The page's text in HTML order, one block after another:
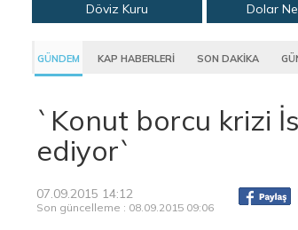
Döviz Kuru Dolar
GÜNDEM KAP HABERLERİ SON DAKİKA
`Konut borcu krizi
ediyor`
07.09.2015 14:12
Son güncelleme : 08.09.2015 09:06